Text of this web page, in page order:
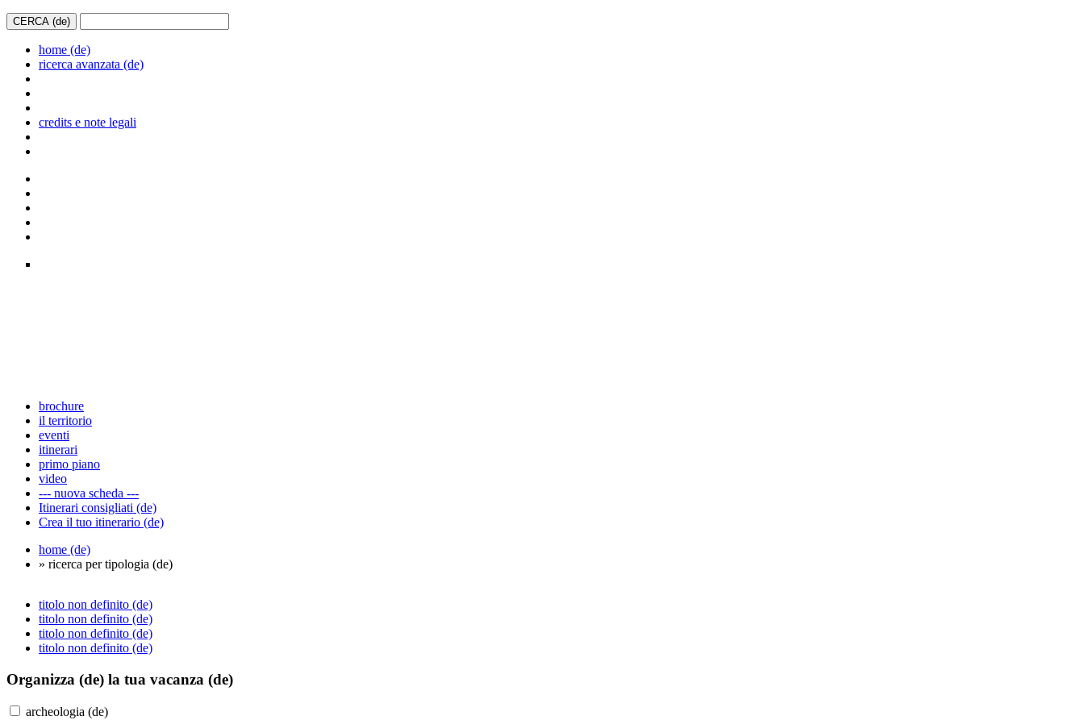
home (de)
ricerca avanzata (de)
credits e note legali
brochure
il territorio
eventi
itinerari
primo piano
video
--- nuova scheda ---
Itinerari consigliati (de)
Crea il tuo itinerario (de)
home (de)
» ricerca per tipologia (de)
titolo non definito (de)
titolo non definito (de)
titolo non definito (de)
titolo non definito (de)
Organizza (de) la tua vacanza (de)
archeologia (de)